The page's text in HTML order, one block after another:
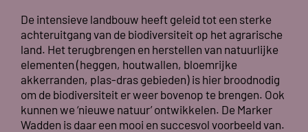
De intensieve landbouw heeft geleid tot een sterke
achteruitgang van de biodiversiteit op het agrarische
land. Het terugbrengen en herstellen van natuurlijke
elementen (heggen, houtwallen, bloemrijke
akkerranden, plas-dras gebieden) is hier broodnodig
om de biodiversiteit er weer bovenop te brengen. Ook
kunnen we ‘nieuwe natuur’ ontwikkelen. De Marker
Wadden is daar een mooi en succesvol voorbeeld van.